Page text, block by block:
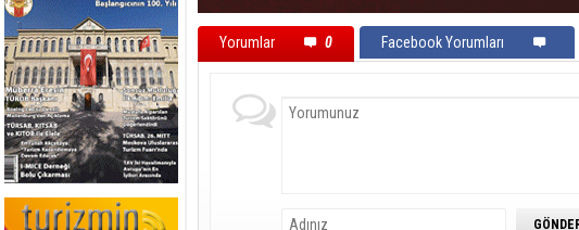
Yorumlar 0 Facebook Yorumları